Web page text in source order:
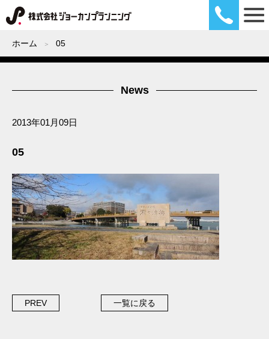
ホーム 05
News
2013年01月09日
05
PREV 一覧に戻る